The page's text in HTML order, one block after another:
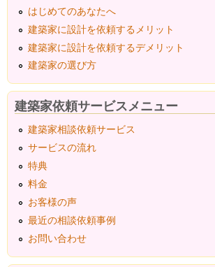
はじめてのあなたへ
建築家に設計を依頼するメリット
建築家に設計を依頼するデメリット
建築家の選び方
建築家依頼サービスメニュー
建築家相談依頼サービス
サービスの流れ
特典
料金
お客様の声
最近の相談依頼事例
お問い合わせ